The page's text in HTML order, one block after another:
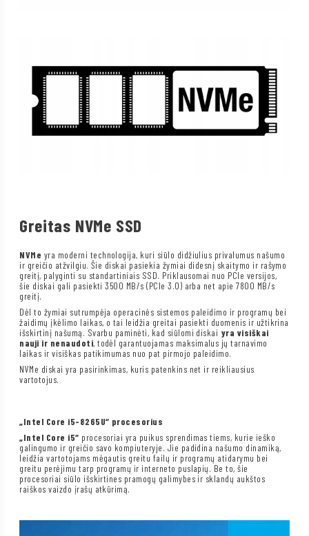
Greitas NVMe SSD
NVMe yra moderni technologija, kuri siūlo didžiulius privalumus našumo
ir greičio atžvilgiu. Šie diskai pasiekia žymiai didesnį skaitymo ir rašymo
greitį, palyginti su standartiniais SSD. Priklausomai nuo PCIe versijos,
šie diskai gali pasiekti 3500 MB/s (PCIe 3.0) arba net apie 7800 MB/s
greitį.
Dėl to žymiai sutrumpėja operacinės sistemos paleidimo ir programų bei
žaidimų įkėlimo laikas, o tai leidžia greitai pasiekti duomenis ir užtikrina
išskirtinį našumą. Svarbu paminėti, kad siūlomi diskai yra visiškai
nauji ir nenaudoti, todėl garantuojamas maksimalus jų tarnavimo
laikas ir visiškas patikimumas nuo pat pirmojo paleidimo.
NVMe diskai yra pasirinkimas, kuris patenkins net ir reikliausius
vartotojus.
„Intel Core i5-8265U“ procesorius
„Intel Core i5“ procesoriai yra puikus sprendimas tiems, kurie ieško
galingumo ir greičio savo kompiuteryje. Jie padidina našumo dinamiką,
leidžia vartotojams mėgautis greitu failų ir programų atidarymu bei
greitu perėjimu tarp programų ir interneto puslapių. Be to, šie
procesoriai siūlo išskirtines pramogų galimybes ir sklandų aukštos
raiškos vaizdo įrašų atkūrimą.